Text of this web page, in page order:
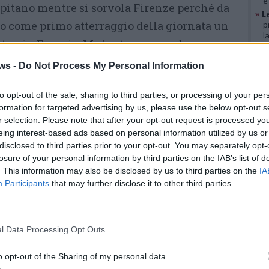
- Do Not Process My Personal Information
opt-out of the sale, sharing to third parties, or processing of your
for targeted advertising by us, please use the below opt-out
selection. Please note that after your opt-out request is processed
interest-based ads based on personal information utilized by us
to third parties prior to your opt-out. You may separately
of your personal information by third parties on the IAB’s list of
This information may also be disclosed by us to third parties on the
Participants that may further disclose it to other third parties.
Data Processing Opt Outs
opt-out of the Sharing of my personal data.
mentre si sorvola Firenze perché da
come primo atterraggio della giornata un
in Francia. Ma la stessa cosa deve aver
di quel volo, atterrato mentre l’Airbus di
il golfo Napoli. Dettagli da appassionati di
iltraguardo che rappresenta questo
della Campania -ed ex sindaco di
sul piazzale ad accogliere i primi
sfida per tutto il territorio -arringa dal palco
che in qualche modo può cambiare il
spesso si utilizza l’aggettivo
poche opere che ha un valore davvero
”. Un lavoro portato avanti anche dal
»